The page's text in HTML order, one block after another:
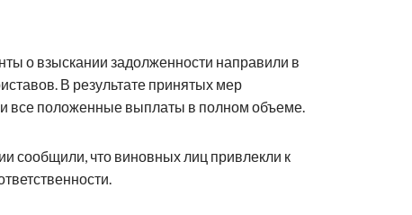
о взыскании задолженности направили в
В результате принятых мер
все положенные выплаты в полном объеме.
сообщили, что виновных лиц привлекли к